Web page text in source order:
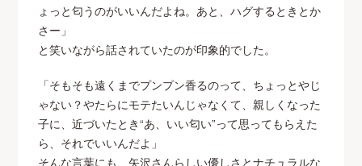
ょっと匂うのがいいんだよね。あと、ハグするときとか
さー」
と笑いながら話されていたのが印象的でした。
「そもそも遠くまでプンプン香るのって、ちょっとやじ
ゃない？やたらにモテたいんじゃなくて、親しくなった
子に、近づいたとき“あ、いい匂い”って思ってもらえた
ら、それでいいんだよ」
そんな言葉にも、矢沢さんらしい優しさとナチュラルな